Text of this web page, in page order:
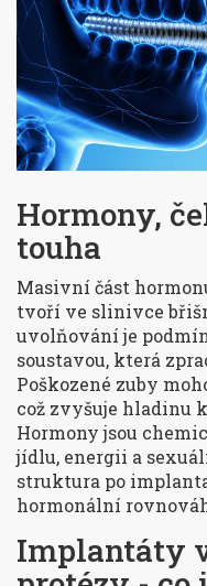
Hormony,
touha
Masivní část
tvoří ve slinivce
uvolňování je
soustavou, která
Poškozené zuby
což zvyšuje hladinu
Hormony jsou
jídlu, energii a
struktura po
hormonální
Implantáty